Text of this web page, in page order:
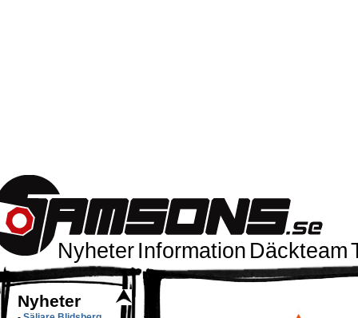
Nyheter Information Däckteam
Nyheter